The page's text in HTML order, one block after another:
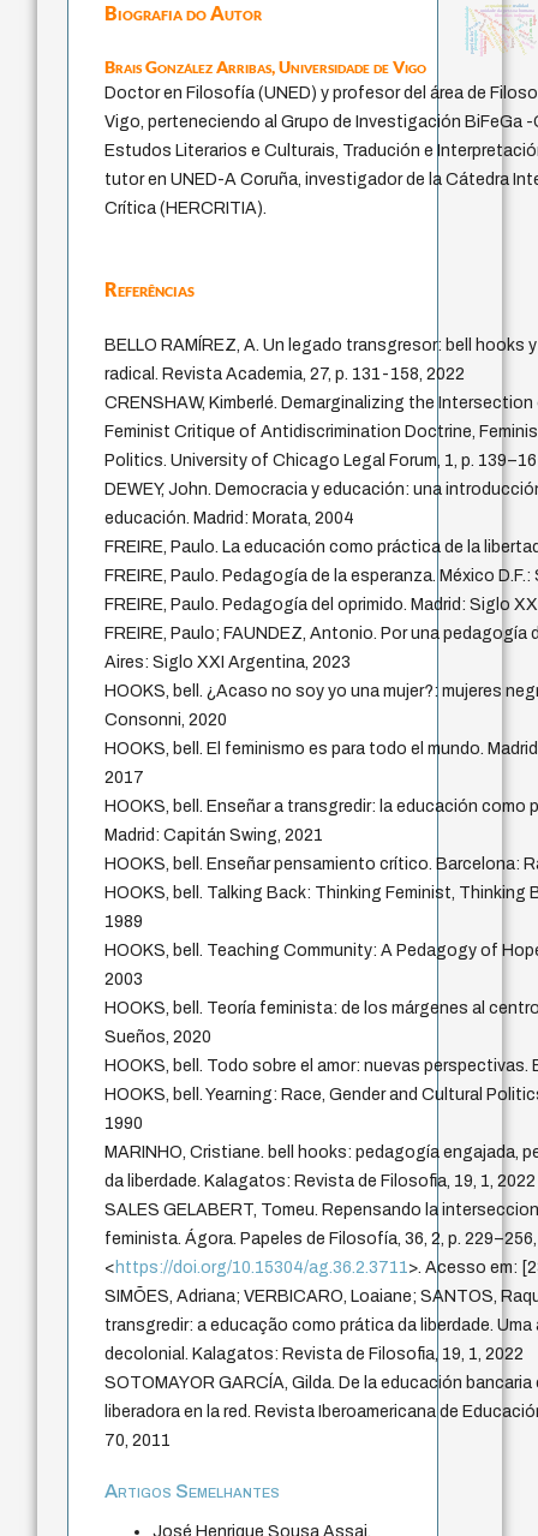
Biografia do Autor
Brais González Arribas,Universidade de Vigo
Doctor en Filosofía (UNED) y profesor del área de
Vigo, perteneciendo al Grupo de Investigación BiFeGa
Estudos Literarios e Culturais, Tradución e
tutor en UNED-A Coruña, investigador de la Cátedra
Crítica (HERCRITIA).
Referências
BELLO RAMÍREZ, A. Un legado transgresor: bell hooks
radical. Revista Academia, 27, p. 131-158, 2022
CRENSHAW, Kimberlé. Demarginalizing the
Feminist Critique of Antidiscrimination Doctrine,
Politics. University of Chicago Legal Forum, 1, p.
DEWEY, John. Democracia y educación: una
educación. Madrid: Morata, 2004
FREIRE, Paulo. La educación como práctica de la
FREIRE, Paulo. Pedagogía de la esperanza. México
FREIRE, Paulo. Pedagogía del oprimido. Madrid: Siglo
FREIRE, Paulo; FAUNDEZ, Antonio. Por una pedagogía
Aires: Siglo XXI Argentina, 2023
HOOKS, bell. ¿Acaso no soy yo una mujer?: mujeres
Consonni, 2020
HOOKS, bell. El feminismo es para todo el mundo.
2017
HOOKS, bell. Enseñar a transgredir: la educación como
Madrid: Capitán Swing, 2021
HOOKS, bell. Enseñar pensamiento crítico. Barcelona:
HOOKS, bell. Talking Back: Thinking Feminist, Thinking
1989
HOOKS, bell. Teaching Community: A Pedagogy of
2003
HOOKS, bell. Teoría feminista: de los márgenes al
Sueños, 2020
HOOKS, bell. Todo sobre el amor: nuevas perspectivas.
HOOKS, bell. Yearning: Race, Gender and Cultural
1990
MARINHO, Cristiane. bell hooks: pedagogía engajada,
da liberdade. Kalagatos: Revista de Filosofia, 19, 1, 2022
SALES GELABERT, Tomeu. Repensando la
feminista. Ágora. Papeles de Filosofía, 36, 2, p.
< https://doi.org/10.15304/ag.36.2.3711>. Acesso em:
SIMÕES, Adriana; VERBICARO, Loaiane; SANTOS,
transgredir: a educação como prática da liberdade.
decolonial. Kalagatos: Revista de Filosofia, 19, 1, 2022
SOTOMAYOR GARCÍA, Gilda. De la educación
liberadora en la red. Revista Iberoamericana de
70, 2011
Artigos Semelhantes
José Henrique Sousa Assai,
fundamentalismo jacobi
protágoras experiência temporal
metafísica do tempo
género idade
intolerância
filosofias indígenas
j.c.m. neto
palavra
perdón
leyes
violencia guayaquil
logos
pedagogia lei
multidimensionalidade unidade da pessoa humana
acquaintance
papel da lei não maleficência mind
therapy
animais
realidad